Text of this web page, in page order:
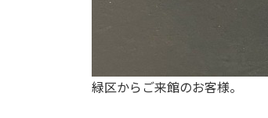
緑区からご来館のお客様。